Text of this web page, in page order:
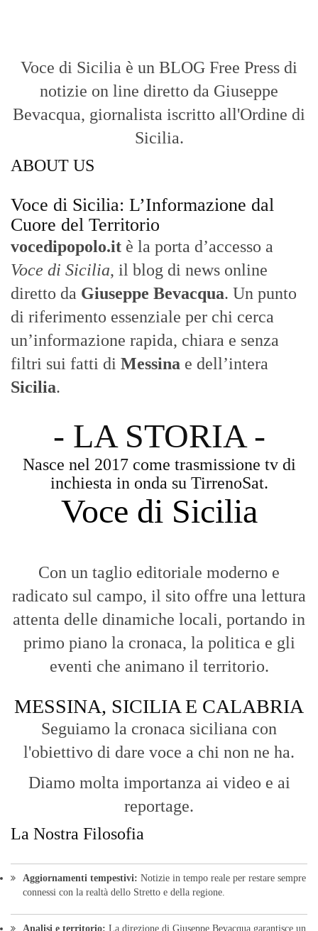
Voce di Sicilia è un BLOG Free Press di
notizie on line diretto da Giuseppe
Bevacqua, giornalista iscritto all'Ordine di
Sicilia.
ABOUT US
Voce di Sicilia: L’Informazione dal
Cuore del Territorio
vocedipopolo.it è la porta d’accesso a
Voce di Sicilia, il blog di news online
diretto da Giuseppe Bevacqua. Un punto
di riferimento essenziale per chi cerca
un’informazione rapida, chiara e senza
filtri sui fatti di Messina e dell’intera
Sicilia.
- LA STORIA -
Nasce nel 2017 come trasmissione tv di
inchiesta in onda su TirrenoSat.
Voce di Sicilia
Con un taglio editoriale moderno e
radicato sul campo, il sito offre una lettura
attenta delle dinamiche locali, portando in
primo piano la cronaca, la politica e gli
eventi che animano il territorio.
MESSINA, SICILIA E CALABRIA
Seguiamo la cronaca siciliana con
l'obiettivo di dare voce a chi non ne ha.
Diamo molta importanza ai video e ai
reportage.
La Nostra Filosofia
Aggiornamenti tempestivi: Notizie in tempo reale per restare sempre
connessi con la realtà dello Stretto e della regione.
Analisi e territorio: La direzione di Giuseppe Bevacqua garantisce un